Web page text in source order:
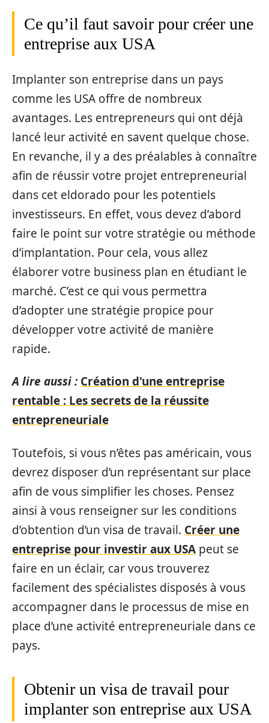
Ce qu’il faut savoir pour créer une
entreprise aux USA
Implanter son entreprise dans un pays
comme les USA offre de nombreux
avantages. Les entrepreneurs qui ont déjà
lancé leur activité en savent quelque chose.
En revanche, il y a des préalables à connaître
afin de réussir votre projet entrepreneurial
dans cet eldorado pour les potentiels
investisseurs. En effet, vous devez d’abord
faire le point sur votre stratégie ou méthode
d’implantation. Pour cela, vous allez
élaborer votre business plan en étudiant le
marché. C’est ce qui vous permettra
d’adopter une stratégie propice pour
développer votre activité de manière
rapide.
A lire aussi : Création d'une entreprise
rentable : Les secrets de la réussite
entrepreneuriale
Toutefois, si vous n’êtes pas américain, vous
devrez disposer d’un représentant sur place
afin de vous simplifier les choses. Pensez
ainsi à vous renseigner sur les conditions
d’obtention d’un visa de travail. Créer une
entreprise pour investir aux USA peut se
faire en un éclair, car vous trouverez
facilement des spécialistes disposés à vous
accompagner dans le processus de mise en
place d’une activité entrepreneuriale dans ce
pays.
Obtenir un visa de travail pour
implanter son entreprise aux USA